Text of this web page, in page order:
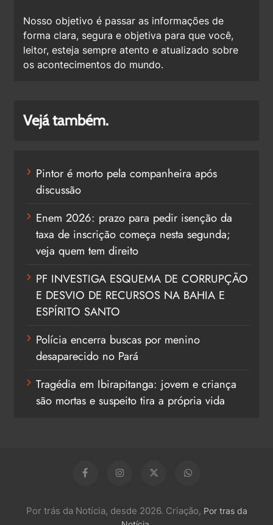
Nosso objetivo é passar as informações de
forma clara, segura e objetiva para que você,
leitor, esteja sempre atento e atualizado sobre
os acontecimentos do mundo.
Vejá também.
Pintor é morto pela companheira após
discussão
Enem 2026: prazo para pedir isenção da
taxa de inscrição começa nesta segunda;
veja quem tem direito
PF INVESTIGA ESQUEMA DE CORRUPÇÃO
E DESVIO DE RECURSOS NA BAHIA E
ESPÍRITO SANTO
Polícia encerra buscas por menino
desaparecido no Pará
Tragédia em Ibirapitanga: jovem e criança
são mortas e suspeito tira a própria vida
Por trás da Notícia, desde 2026. Criação, Por tras da